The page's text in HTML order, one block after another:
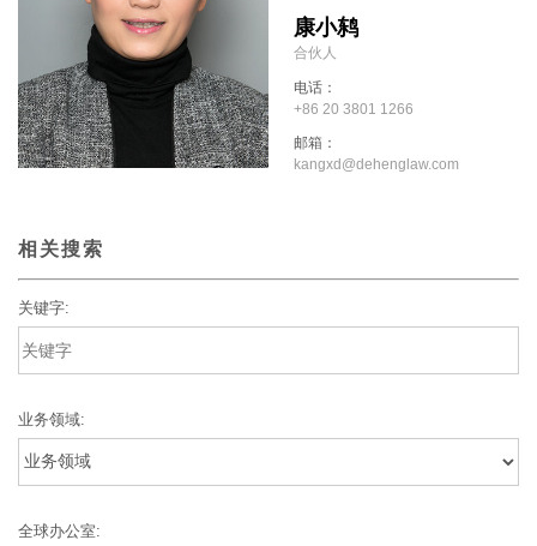
康小鸫
合伙人
电话：
+86 20 3801 1266
邮箱：
kangxd@dehenglaw.com
相关搜索
关键字:
业务领域:
全球办公室: